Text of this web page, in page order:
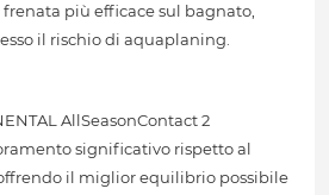
più efficace sul bagnato,
il rischio di aquaplaning.
AllSeasonContact 2
significativo rispetto al
il miglior equilibrio possibile